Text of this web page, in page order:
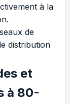
à la
de
distribution
et
à 80-